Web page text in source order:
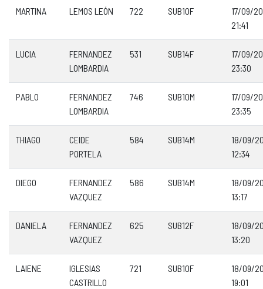
MARTINA LEMOS LEÓN 722 SUB10F
17/09/
21:41
LUCIA
FERNANDEZ
LOMBARDIA
531 SUB14F
17/09/
23:30
PABLO
FERNANDEZ
LOMBARDIA
746 SUB10M
17/09/
23:35
THIAGO
CEIDE
PORTELA
584 SUB14M
18/09/
12:34
DIEGO
FERNANDEZ
VAZQUEZ
586 SUB14M
18/09/
13:17
DANIELA
FERNANDEZ
VAZQUEZ
625 SUB12F
18/09/
13:20
LAIENE
IGLESIAS
CASTRILLO
721 SUB10F
18/09/
19:01